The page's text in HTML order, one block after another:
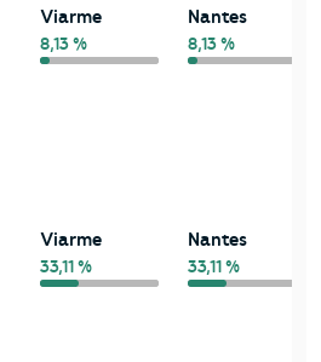
Viarme
8,13 %
Nantes
8,13 %
Viarme
33,11 %
Nantes
33,11 %